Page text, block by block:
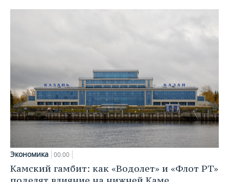
Экономика 00:00
Камский гамбит: как «Водолет» и «Флот РТ»